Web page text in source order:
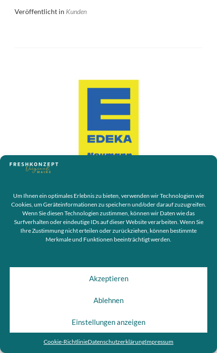
Um Ihnen ein optimales Erlebnis zu bieten, verwenden wir Technologien wie
Cookies, um Geräteinformationen zu speichern und/oder darauf zuzugreifen.
Wenn Sie diesen Technologien zustimmen, können wir Daten wie das
Surfverhalten oder eindeutige IDs auf dieser Website verarbeiten. Wenn Sie
Ihre Zustimmung nicht erteilen oder zurückziehen, können bestimmte
Merkmale und Funktionen beeinträchtigt werden.
Akzeptieren
Ablehnen
Einstellungen anzeigen
Cookie-RichtlinieDatenschutzerklärungImpressum
Veröffentlicht in Kunden
EDEKA NEUMANN
Veröffentlicht am14. Mai 2020
Veröffentlicht inKunden